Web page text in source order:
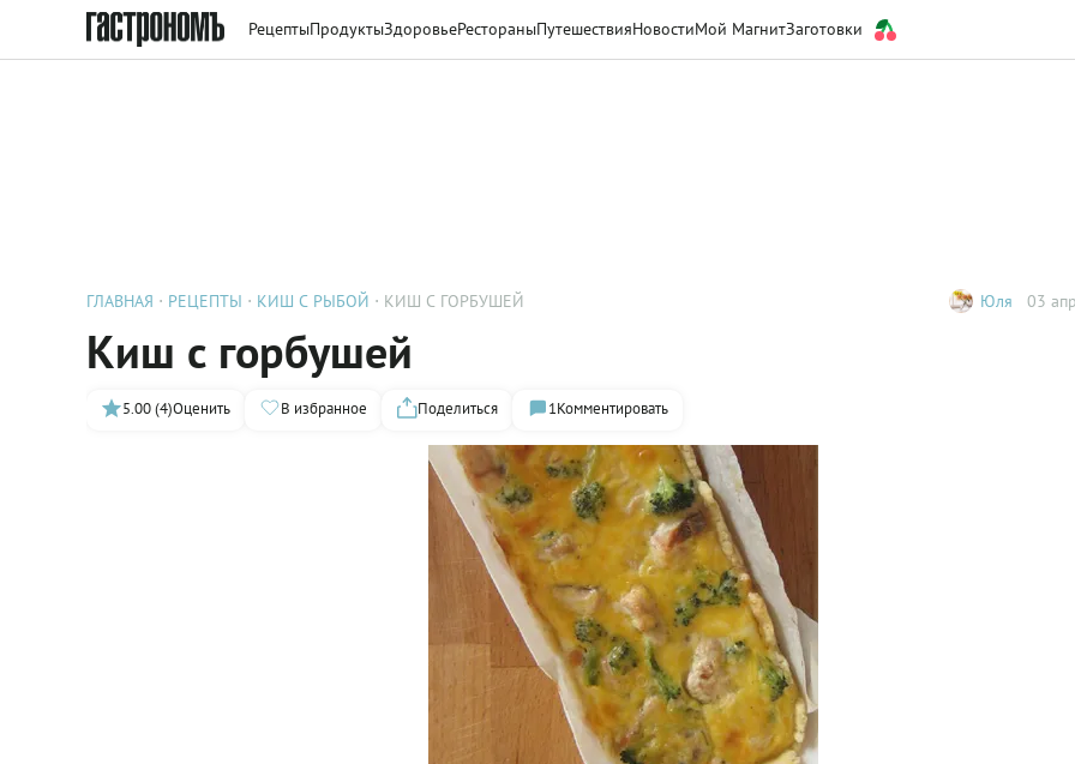
РецептыПродуктыЗдоровьеРестораныПутешествияНовостиМой МагнитЗаготовки
ГЛАВНАЯ РЕЦЕПТЫ КИШ С РЫБОЙ КИШ С ГОРБУШЕЙ Юля 03
Киш с горбушей
5.00 (4)Оценить В избранное Поделиться 1Комментировать